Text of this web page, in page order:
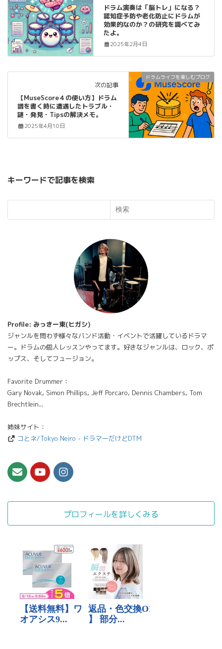
ドラム演奏は「脳トレ」になる？
認知症予防や老化防止にドラムが
効果的なのか？の研究を調べてみ
たよ。
2025年2月4日
ドラムライフを楽しむブログ
次の記事
【MuseScore４の使い方】ドラム
譜を書く時に遭遇したトラブル・
謎・発見・Tipsの解決メモ。
2025年4月10日
キーワードで記事を検索
検索
Profile: みっきー東(ヒガシ)
ジャンルを問わず様々なバンド活動・イベントで活躍しているドラマ
ー。ドラムの個人レッスンやってます。好きなジャンルは、ロック、ポ
ップス、そしてフュージョン。
Favorite Drummer：
Gary Novak, Simon Phillips, Jeff Porcaro, Dennis Chambers, Tom
Brechtlein...
姉妹サイト：
コとネ/Tokyo Neiro - ドラマーだけどDTM
プロフィールを詳しくみる